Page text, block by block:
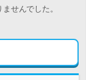
せんでした。